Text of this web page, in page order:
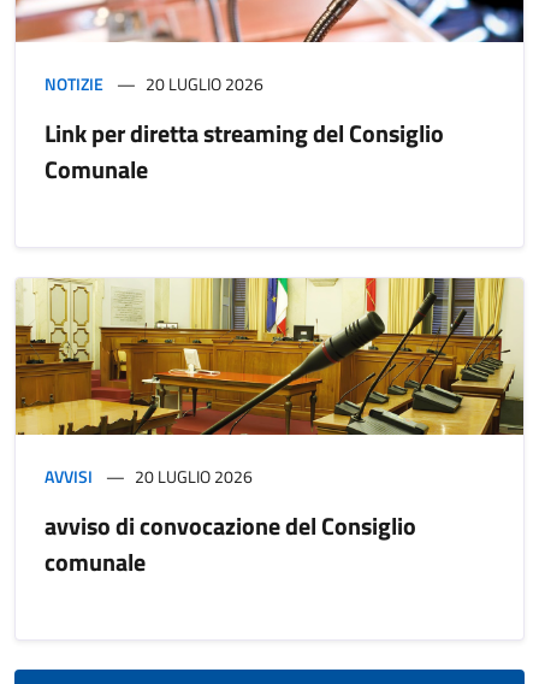
NOTIZIE 20 LUGLIO 2026
Link per diretta streaming del Consiglio
Comunale
AVVISI 20 LUGLIO 2026
avviso di convocazione del Consiglio
comunale